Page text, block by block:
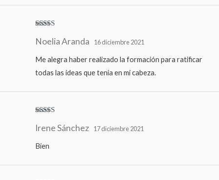
con5de 5
Noelia Aranda 16 diciembre 2021
Me alegra haber realizado la formación para ratificar
todas las ideas que tenía en mi cabeza.
do con
Irene Sánchez 17 diciembre 2021
Bien